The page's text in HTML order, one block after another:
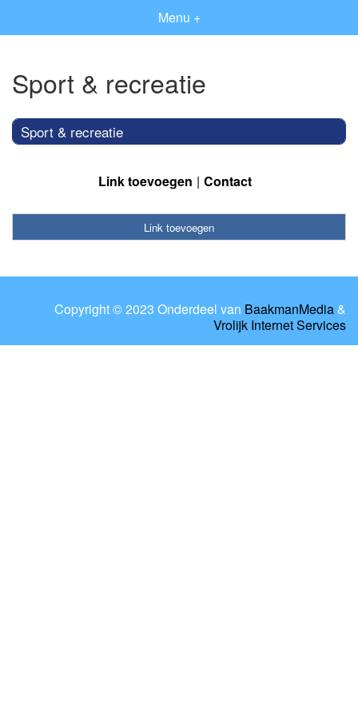
Menu +
Sport & recreatie
Sport & recreatie
Link toevoegen Contact
Link toevoegen
Copyright © 2023 Onderdeel van BaakmanMedia &
Vrolijk Internet Services